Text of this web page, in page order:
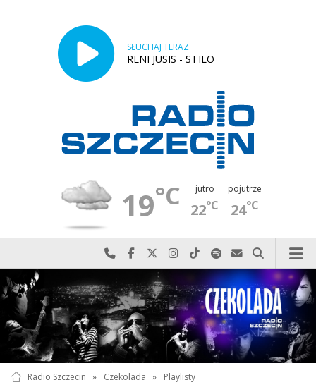
SŁUCHAJ TERAZ
RENI JUSIS - STILO
19°C jutro
22°C
pojutrze
24°C
Najlepiej po prostu do nas zadzwoń
Odwiedź nas na Facebook-u
Odwiedź nas na X
Odwiedź nas na Instagram-ie
Odwiedź nas na TikTok-u
Szukaj nas na Spotify
Wyślij do nas
Szukaj
Radio Szczecin » Czekolada » Playlisty